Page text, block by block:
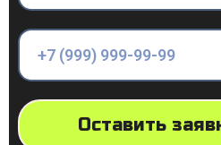
Оставить